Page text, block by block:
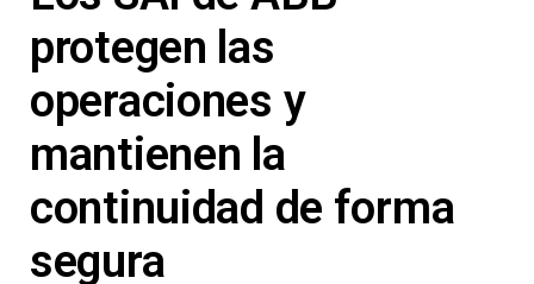
protegen las
operaciones y
mantienen la
continuidad de forma
segura